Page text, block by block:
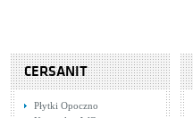
CERSANIT
Płytki Opoczno